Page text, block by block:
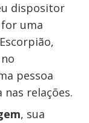
dispositor
for uma
pessoa
relações.
, sua